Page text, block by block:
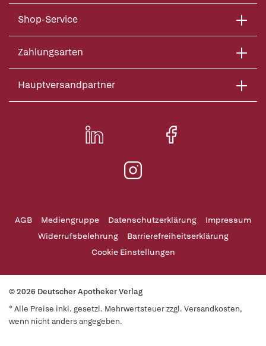
Shop-Service
Zahlungsarten
Hauptversandpartner
AGB Mediengruppe Datenschutzerklärung
Impressum
Widerrufsbelehrung
Barrierefreiheitserklärung
Cookie Einstellungen
© 2026 Deutscher Apotheker Verlag
* Alle Preise inkl. gesetzl. Mehrwertsteuer zzgl. Versandkosten,
wenn nicht anders angegeben.